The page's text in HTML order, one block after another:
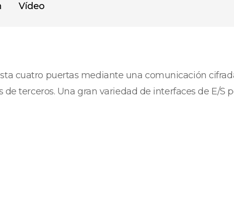
Vídeo
cuatro puertas mediante una comunicación
terceros. Una gran variedad de interfaces de E/S